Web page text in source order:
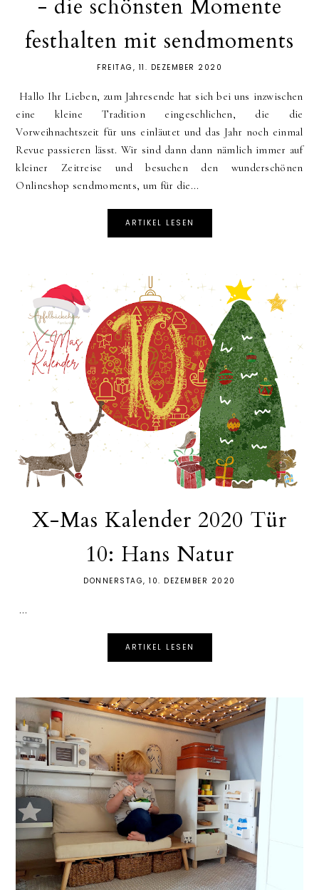
- die schönsten Momente
festhalten mit sendmoments
FREITAG, 11. DEZEMBER 2020
Hallo Ihr Lieben, zum Jahresende hat sich bei uns inzwischen
eine kleine Tradition eingeschlichen, die die
Vorweihnachtszeit für uns einläutet und das Jahr noch einmal
Revue passieren lässt. Wir sind dann dann nämlich immer auf
kleiner Zeitreise und besuchen den wunderschönen
Onlineshop sendmoments, um für die...
ARTIKEL LESEN
X-Mas Kalender 2020 Tür
10: Hans Natur
DONNERSTAG, 10. DEZEMBER 2020
...
ARTIKEL LESEN